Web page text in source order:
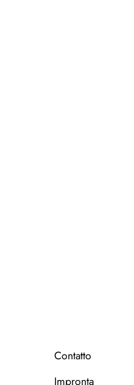
Contatto
Impronta